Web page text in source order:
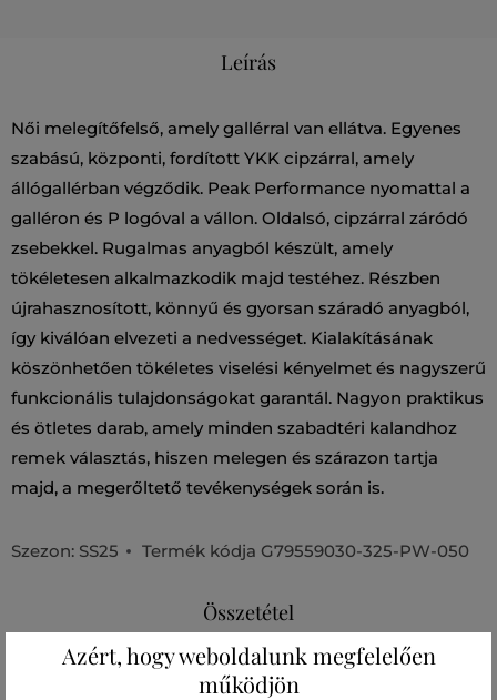
Leírás
Női melegítőfelső, amely gallérral van ellátva. Egyenes
szabású, központi, fordított YKK cipzárral, amely
állógallérban végződik. Peak Performance nyomattal a
galléron és P logóval a vállon. Oldalsó, cipzárral záródó
zsebekkel. Rugalmas anyagból készült, amely
tökéletesen alkalmazkodik majd testéhez. Részben
újrahasznosított, könnyű és gyorsan száradó anyagból,
így kiválóan elvezeti a nedvességet. Kialakításának
köszönhetően tökéletes viselési kényelmet és nagyszerű
funkcionális tulajdonságokat garantál. Nagyon praktikus
és ötletes darab, amely minden szabadtéri kalandhoz
remek választás, hiszen melegen és szárazon tartja
majd, a megerőltető tevékenységek során is.
Szezon: SS25 Termék kódja G79559030-325-PW-050
Összetétel
Azért, hogy weboldalunk megfelelően
működjön